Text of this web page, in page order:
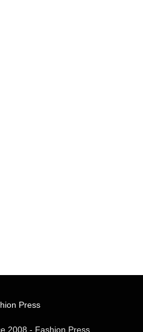
2008 - Fashion Press